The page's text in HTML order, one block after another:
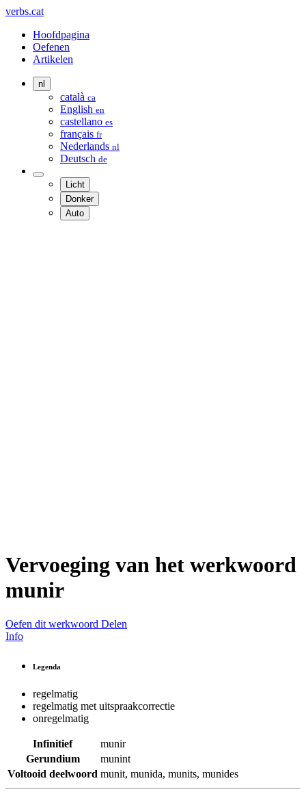
verbs.cat
Hoofdpagina
Oefenen
Artikelen
nl
català ca
English en
castellano es
français fr
Nederlands nl
Deutsch de
Licht
Donker
Auto
Vervoeging van het werkwoord
munir
Oefen dit werkwoord Delen
Info
Legenda
regelmatig
regelmatig met uitspraakcorrectie
onregelmatig
Infinitief
munir
Gerundium
munint
Voltooid deelwoord munit, munida, munits, munides